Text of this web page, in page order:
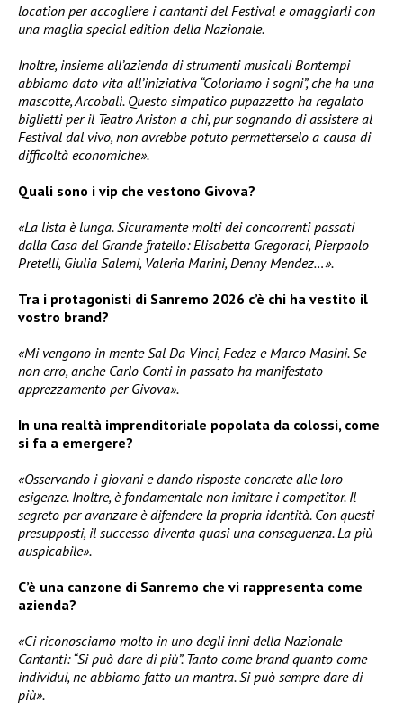
location per accogliere i cantanti del Festival e omaggiarli con
una maglia special edition della Nazionale.
Inoltre, insieme all’azienda di strumenti musicali Bontempi
abbiamo dato vita all’iniziativa “Coloriamo i sogni”, che ha una
mascotte, Arcobalì. Questo simpatico pupazzetto ha regalato
biglietti per il Teatro Ariston a chi, pur sognando di assistere al
Festival dal vivo, non avrebbe potuto permetterselo a causa di
difficoltà economiche».
Quali sono i vip che vestono Givova?
«La lista è lunga. Sicuramente molti dei concorrenti passati
dalla Casa del Grande fratello: Elisabetta Gregoraci, Pierpaolo
Pretelli, Giulia Salemi, Valeria Marini, Denny Mendez…».
Tra i protagonisti di Sanremo 2026 c’è chi ha vestito il
vostro brand?
«Mi vengono in mente Sal Da Vinci, Fedez e Marco Masini. Se
non erro, anche Carlo Conti in passato ha manifestato
apprezzamento per Givova».
In una realtà imprenditoriale popolata da colossi, come
si fa a emergere?
«Osservando i giovani e dando risposte concrete alle loro
esigenze. Inoltre, è fondamentale non imitare i competitor. Il
segreto per avanzare è difendere la propria identità. Con questi
presupposti, il successo diventa quasi una conseguenza. La più
auspicabile».
C’è una canzone di Sanremo che vi rappresenta come
azienda?
«Ci riconosciamo molto in uno degli inni della Nazionale
Cantanti: “Si può dare di più”. Tanto come brand quanto come
individui, ne abbiamo fatto un mantra. Si può sempre dare di
più».